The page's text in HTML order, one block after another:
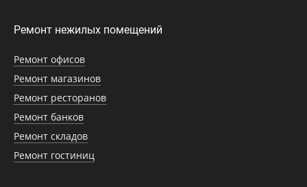
Ремонт нежилых помещений
Ремонт офисов
Ремонт магазинов
Ремонт ресторанов
Ремонт банков
Ремонт складов
Ремонт гостиниц